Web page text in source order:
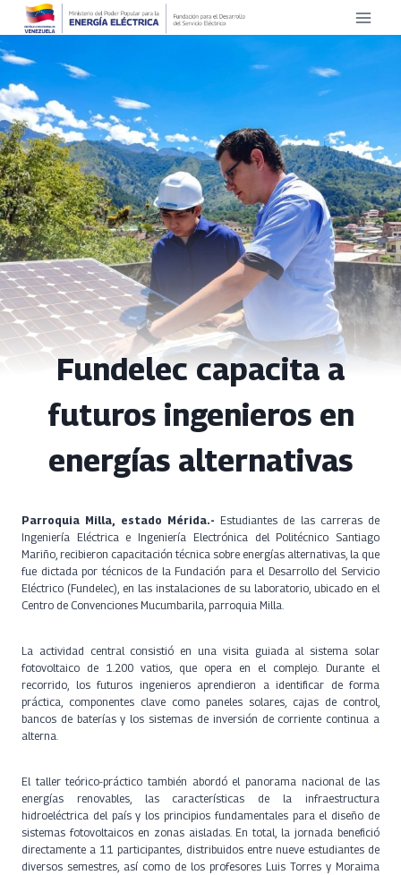
Saltar
Fundelec capacita a
futuros ingenieros en
energías alternativas
Parroquia Milla, estado Mérida.- Estudiantes de las carreras de
Ingeniería Eléctrica e Ingeniería Electrónica del Politécnico Santiago
Mariño, recibieron capacitación técnica sobre energías alternativas, la que
fue dictada por técnicos de la Fundación para el Desarrollo del Servicio
Eléctrico (Fundelec), en las instalaciones de su laboratorio, ubicado en el
Centro de Convenciones Mucumbarila, parroquia Milla.
La actividad central consistió en una visita guiada al sistema solar
fotovoltaico de 1.200 vatios, que opera en el complejo. Durante el
recorrido, los futuros ingenieros aprendieron a identificar de forma
práctica, componentes clave como paneles solares, cajas de control,
bancos de baterías y los sistemas de inversión de corriente continua a
alterna.
El taller teórico-práctico también abordó el panorama nacional de las
energías renovables, las características de la infraestructura
hidroeléctrica del país y los principios fundamentales para el diseño de
sistemas fotovoltaicos en zonas aisladas. En total, la jornada benefició
directamente a 11 participantes, distribuidos entre nueve estudiantes de
diversos semestres, así como de los profesores Luis Torres y Moraima